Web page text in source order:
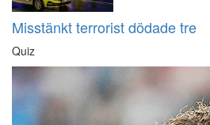
Misstänkt terrorist dödade tre
Quiz